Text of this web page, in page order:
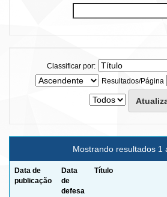
Classificar por:
Resultados/Página
Mostrando resultados 1
Data de
publicação
Data
de
defesa
Título